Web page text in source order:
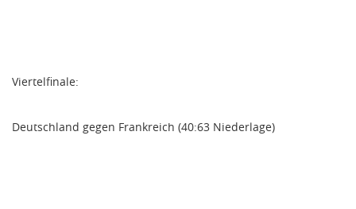
Viertelfinale:
Deutschland gegen Frankreich (40:63 Niederlage)